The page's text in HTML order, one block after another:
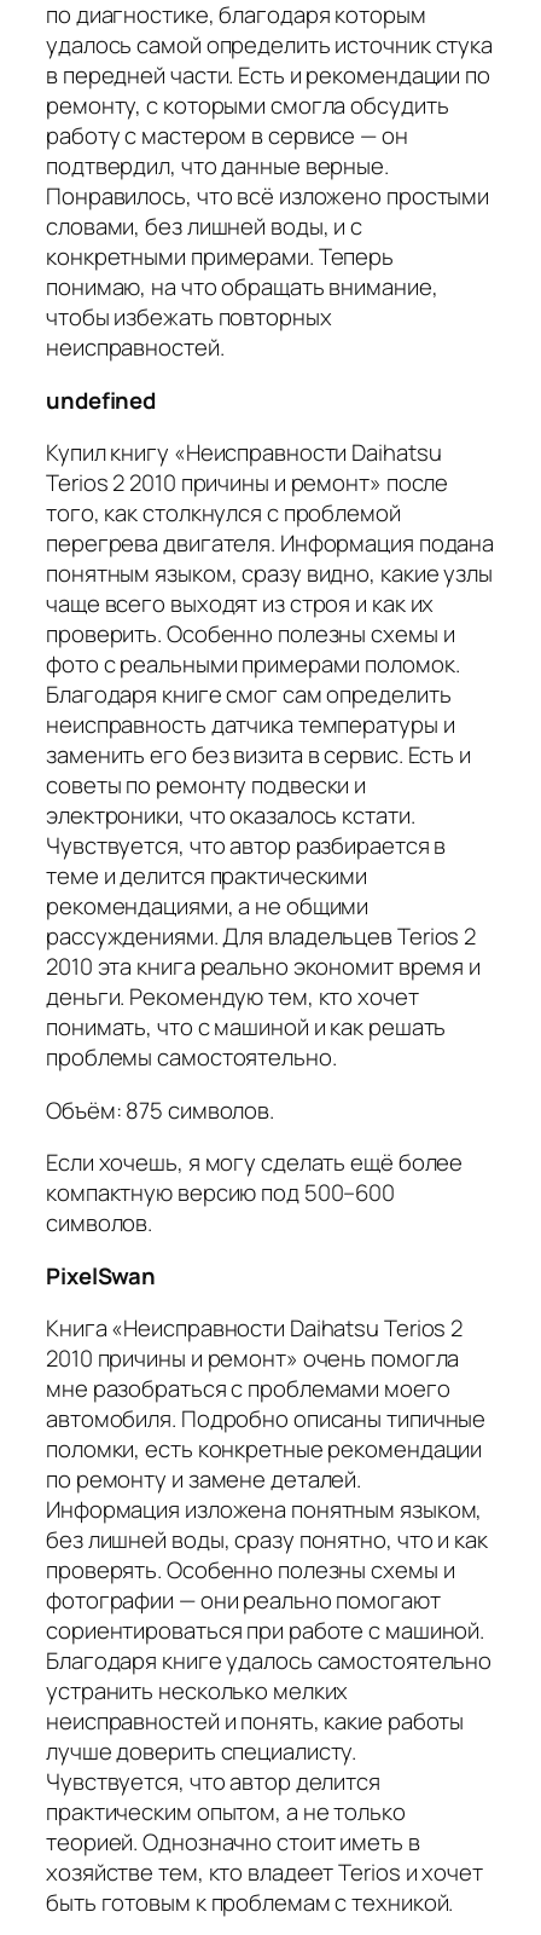
по диагностике, благодаря которым
удалось самой определить источник стука
в передней части. Есть и рекомендации по
ремонту, с которыми смогла обсудить
работу с мастером в сервисе — он
подтвердил, что данные верные.
Понравилось, что всё изложено простыми
словами, без лишней воды, и с
конкретными примерами. Теперь
понимаю, на что обращать внимание,
чтобы избежать повторных
неисправностей.
undefined
Купил книгу «Неисправности Daihatsu
Terios 2 2010 причины и ремонт» после
того, как столкнулся с проблемой
перегрева двигателя. Информация подана
понятным языком, сразу видно, какие узлы
чаще всего выходят из строя и как их
проверить. Особенно полезны схемы и
фото с реальными примерами поломок.
Благодаря книге смог сам определить
неисправность датчика температуры и
заменить его без визита в сервис. Есть и
советы по ремонту подвески и
электроники, что оказалось кстати.
Чувствуется, что автор разбирается в
теме и делится практическими
рекомендациями, а не общими
рассуждениями. Для владельцев Terios 2
2010 эта книга реально экономит время и
деньги. Рекомендую тем, кто хочет
понимать, что с машиной и как решать
проблемы самостоятельно.
Объём: 875 символов.
Если хочешь, я могу сделать ещё более
компактную версию под 500–600
символов.
PixelSwan
Книга «Неисправности Daihatsu Terios 2
2010 причины и ремонт» очень помогла
мне разобраться с проблемами моего
автомобиля. Подробно описаны типичные
поломки, есть конкретные рекомендации
по ремонту и замене деталей.
Информация изложена понятным языком,
без лишней воды, сразу понятно, что и как
проверять. Особенно полезны схемы и
фотографии — они реально помогают
сориентироваться при работе с машиной.
Благодаря книге удалось самостоятельно
устранить несколько мелких
неисправностей и понять, какие работы
лучше доверить специалисту.
Чувствуется, что автор делится
практическим опытом, а не только
теорией. Однозначно стоит иметь в
хозяйстве тем, кто владеет Terios и хочет
быть готовым к проблемам с техникой.